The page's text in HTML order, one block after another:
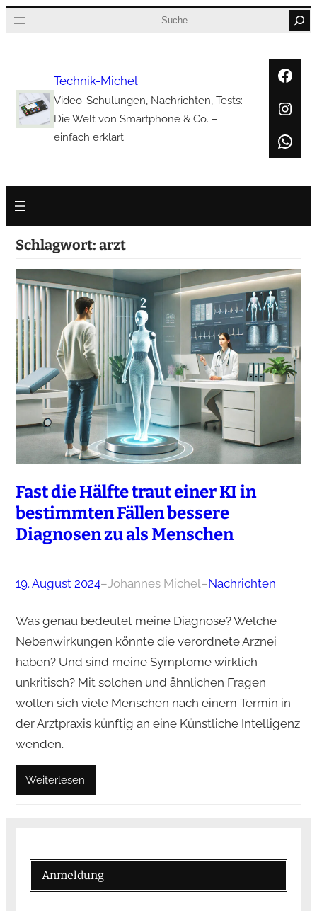
Zum
Inhalt
Search
Technik-Michel
Video-Schulungen, Nachrichten, Tests:
Die Welt von Smartphone & Co. –
einfach erklärt
Schlagwort: arzt
Fast die Hälfte traut einer KI in
bestimmten Fällen bessere
Diagnosen zu als Menschen
19. August 2024–Johannes Michel–Nachrichten
Was genau bedeutet meine Diagnose? Welche
Nebenwirkungen könnte die verordnete Arznei
haben? Und sind meine Symptome wirklich
unkritisch? Mit solchen und ähnlichen Fragen
wollen sich viele Menschen nach einem Termin in
der Arztpraxis künftig an eine Künstliche Intelligenz
wenden.
Weiterlesen
Anmeldung